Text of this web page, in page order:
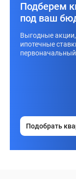
Подберем
под ваш
Выгодные
ипотечные
Подобрать